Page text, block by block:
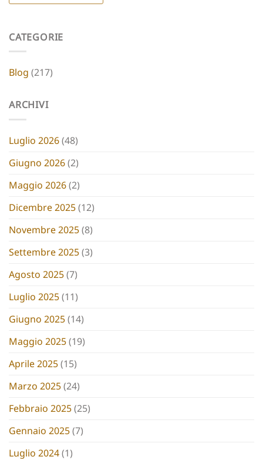
CATEGORIE
Blog (217)
ARCHIVI
Luglio 2026(48)
Giugno 2026(2)
Maggio 2026(2)
Dicembre 2025(12)
Novembre 2025(8)
Settembre 2025(3)
Agosto 2025(7)
Luglio 2025(11)
Giugno 2025(14)
Maggio 2025(19)
Aprile 2025(15)
Marzo 2025(24)
Febbraio 2025(25)
Gennaio 2025(7)
Luglio 2024(1)